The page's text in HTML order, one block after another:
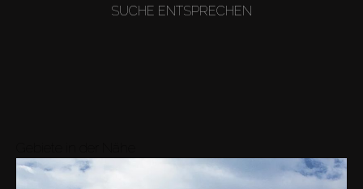
SUCHE ENTSPRECHEN